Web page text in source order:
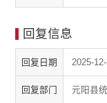
回复信息
回复日期 2025-12-
回复部门 元阳县